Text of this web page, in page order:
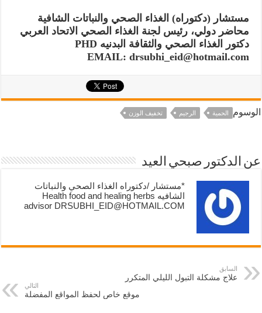
مستشار (دكتوراه) الغذاء الصحي والنباتات الشافية
محاضر دولي، رئيس لجنة الغذاء الصحي الاتحاد العربي
دكتور الغذاء الصحي والثقافة البدنيه PHD
EMAIL: drsubhi_eid@hotmail.com
الوسوم الحمية الرجيم تخفيف الوزن
عن الدكتور صبحي العيد
*مستشار /دكتوراه الغذاء الصحي والنباتات
الشافيه Health food and healing herbs
advisor DRSUBHI_EID@HOTMAIL.COM
السابق
علاج مشكلة التبول الليلي المتكرر
التالي
موقع خاص لحفظ المواقع المفضلة